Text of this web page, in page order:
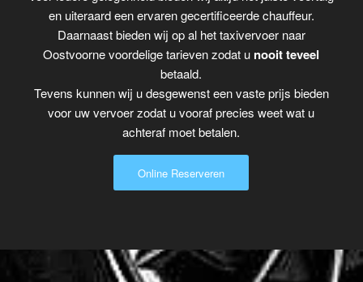
en uiteraard een ervaren gecertificeerde chauffeur.
Daarnaast bieden wij op al het taxivervoer naar
Oostvoorne voordelige tarieven zodat u nooit teveel
betaald.
Tevens kunnen wij u desgewenst een vaste prijs bieden
voor uw vervoer zodat u vooraf precies weet wat u
achteraf moet betalen.
Online Reserveren